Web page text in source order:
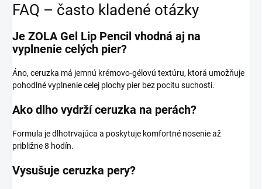
FAQ – často kladené otázky
Je ZOLA Gel Lip Pencil vhodná aj na
vyplnenie celých pier?
Áno, ceruzka má jemnú krémovo-gélovú textúru, ktorá umožňuje
pohodlné vyplnenie celej plochy pier bez pocitu suchosti.
Ako dlho vydrží ceruzka na perách?
Formula je dlhotrvajúca a poskytuje komfortné nosenie až
približne 8 hodín.
Vysušuje ceruzka pery?